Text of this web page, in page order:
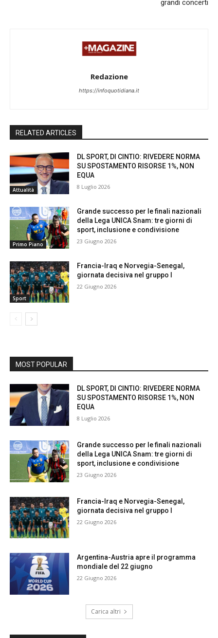
grandi concerti
Redazione
https://infoquotidiana.it
RELATED ARTICLES
Attualità
DL SPORT, DI CINTIO: RIVEDERE NORMA
SU SPOSTAMENTO RISORSE 1%, NON
EQUA
8 Luglio 2026
Primo Piano
Grande successo per le finali nazionali
della Lega UNICA Snam: tre giorni di
sport, inclusione e condivisione
23 Giugno 2026
Sport
Francia-Iraq e Norvegia-Senegal,
giornata decisiva nel gruppo I
22 Giugno 2026
MOST POPULAR
DL SPORT, DI CINTIO: RIVEDERE NORMA
SU SPOSTAMENTO RISORSE 1%, NON
EQUA
8 Luglio 2026
Grande successo per le finali nazionali
della Lega UNICA Snam: tre giorni di
sport, inclusione e condivisione
23 Giugno 2026
Francia-Iraq e Norvegia-Senegal,
giornata decisiva nel gruppo I
22 Giugno 2026
Argentina-Austria apre il programma
mondiale del 22 giugno
22 Giugno 2026
Carica altri